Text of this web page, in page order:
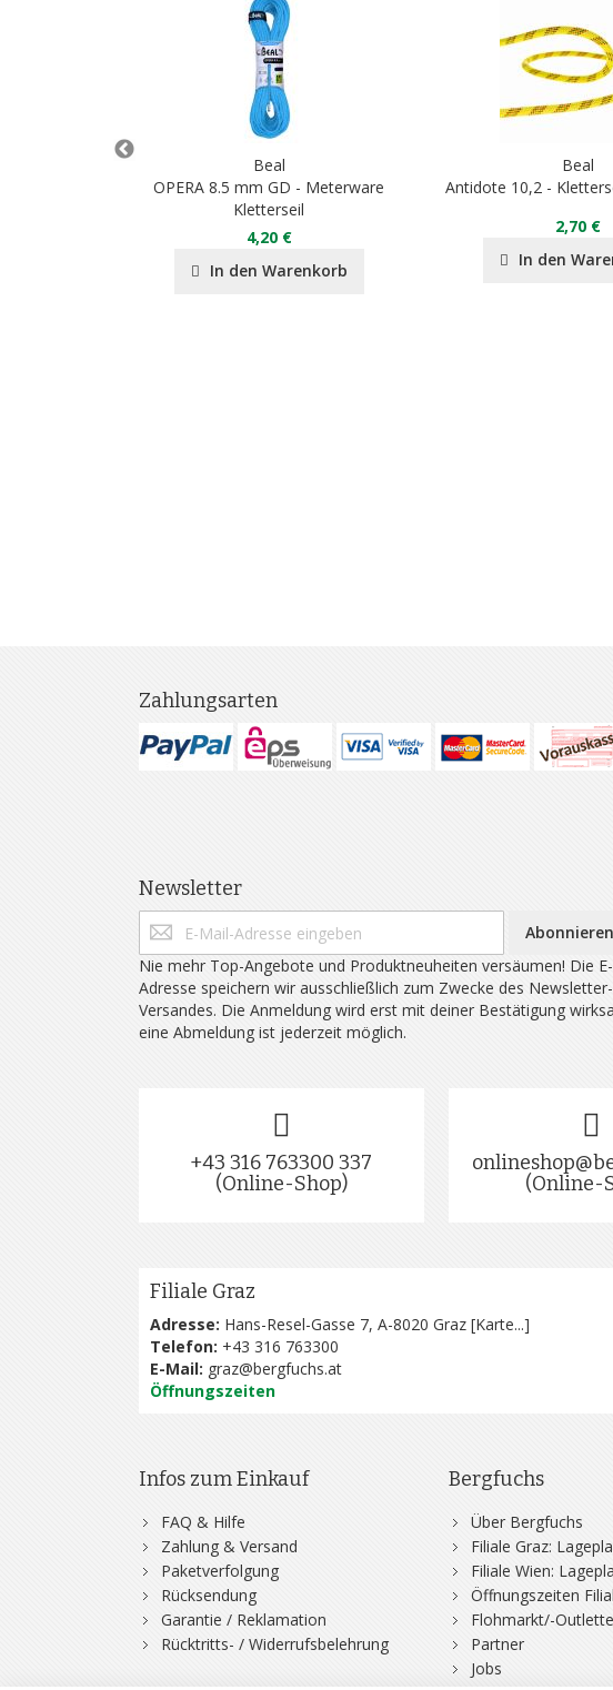
Beal
OPERA 8.5 mm GD - Meterware
Kletterseil
4,20 €
In den Warenkorb
Beal
Antidote 10,2 -
2,70 €
In den
Zahlungsarten
Newsletter
Abonnieren
Nie mehr Top-Angebote und Produktneuheiten versäumen! Die
Adresse speichern wir ausschließlich zum Zwecke des Newsletter-
Versandes. Die Anmeldung wird erst mit deiner Bestätigung
eine Abmeldung ist jederzeit möglich.
+43 316 763300 337
(Online-Shop)
(Online-
Filiale Graz
Adresse: Hans-Resel-Gasse 7, A-8020 Graz [Karte...]
Telefon: +43 316 763300
E-Mail: graz@bergfuchs.at
Öffnungszeiten
Infos zum Einkauf
FAQ & Hilfe
Zahlung & Versand
Paketverfolgung
Rücksendung
Garantie / Reklamation
Rücktritts- / Widerrufsbelehrung
Bergfuchs
Über Bergfuchs
Filiale Graz:
Filiale Wien:
Öffnungszeiten
Flohmarkt/-
Partner
Jobs